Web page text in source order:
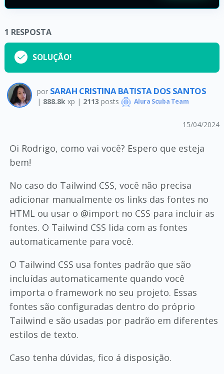
1 RESPOSTA
SOLUÇÃO!
por SARAH CRISTINA BATISTA DOS SANTOS
| 888.8k xp | 2113 posts Alura Scuba Team
15/04/2024
Oi Rodrigo, como vai você? Espero que esteja
bem!
No caso do Tailwind CSS, você não precisa
adicionar manualmente os links das fontes no
HTML ou usar o @import no CSS para incluir as
fontes. O Tailwind CSS lida com as fontes
automaticamente para você.
O Tailwind CSS usa fontes padrão que são
incluídas automaticamente quando você
importa o framework no seu projeto. Essas
fontes são configuradas dentro do próprio
Tailwind e são usadas por padrão em diferentes
estilos de texto.
Caso tenha dúvidas, fico á disposição.